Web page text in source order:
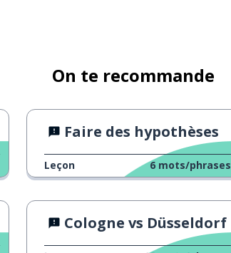
On te recommande
Faire des hypothèses
Leçon 6 mots/phrases
Cologne vs Düsseldorf